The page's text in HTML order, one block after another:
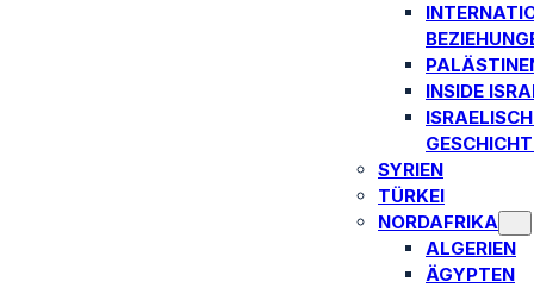
INSIDE
SYRIEN
TÜRKEI
NORDAFRIKA
ALGERIEN
ÄGYPTEN